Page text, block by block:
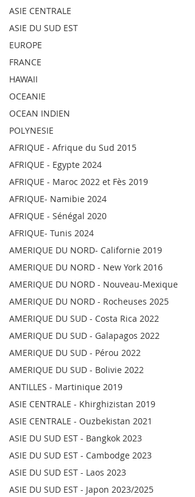
ASIE CENTRALE
ASIE DU SUD EST
EUROPE
FRANCE
HAWAII
OCEANIE
OCEAN INDIEN
POLYNESIE
AFRIQUE - Afrique du Sud 2015
AFRIQUE - Egypte 2024
AFRIQUE - Maroc 2022 et Fès 2019
AFRIQUE- Namibie 2024
AFRIQUE - Sénégal 2020
AFRIQUE- Tunis 2024
AMERIQUE DU NORD- Californie 2019
AMERIQUE DU NORD - New York 2016
AMERIQUE DU NORD - Nouveau-Mexique
AMERIQUE DU NORD - Rocheuses 2025
AMERIQUE DU SUD - Costa Rica 2022
AMERIQUE DU SUD - Galapagos 2022
AMERIQUE DU SUD - Pérou 2022
AMERIQUE DU SUD - Bolivie 2022
ANTILLES - Martinique 2019
ASIE CENTRALE - Khirghizistan 2019
ASIE CENTRALE - Ouzbekistan 2021
ASIE DU SUD EST - Bangkok 2023
ASIE DU SUD EST - Cambodge 2023
ASIE DU SUD EST - Laos 2023
ASIE DU SUD EST - Japon 2023/2025